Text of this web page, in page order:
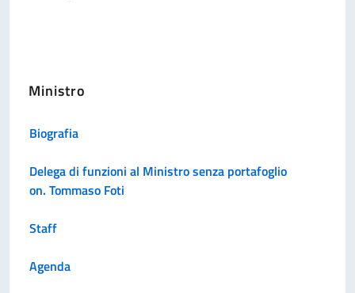
Ministro
Biografia
Delega di funzioni al Ministro senza portafoglio
on. Tommaso Foti
Staff
Agenda